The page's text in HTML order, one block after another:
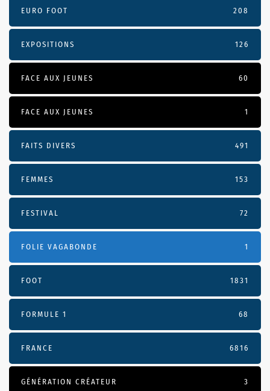
EURO FOOT 208
EXPOSITIONS 126
FACE AUX JEUNES 60
FACE AUX JEUNES 1
FAITS DIVERS 491
FEMMES 153
FESTIVAL 72
FOLIE VAGABONDE 1
FOOT 1831
FORMULE 1 68
FRANCE 6816
GÉNÉRATION CRÉATEUR 3